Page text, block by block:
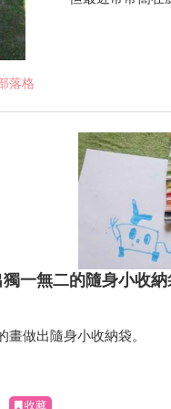
落格
一無二的隨身小收納
做出隨身小收納袋。
收藏